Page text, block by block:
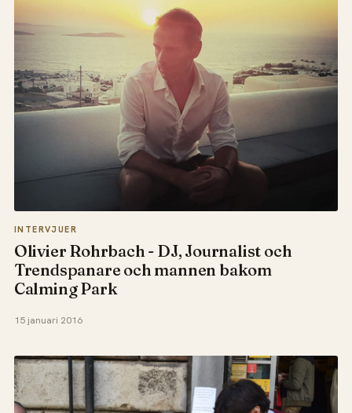
INTERVJUER
Olivier Rohrbach - DJ, Journalist och
Trendspanare och mannen bakom
Calming Park
15 januari 2016